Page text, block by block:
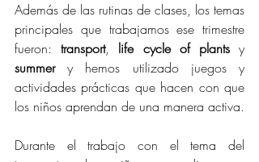
Además de las rutinas de clases, los temas
principales que trabajamos ese trimestre
fueron: transport, life cycle of plants
y
summer y hemos utilizado juegos y
actividades prácticas que hacen con que
los niños aprendan de una manera activa.
Durante el trabajo con el tema del